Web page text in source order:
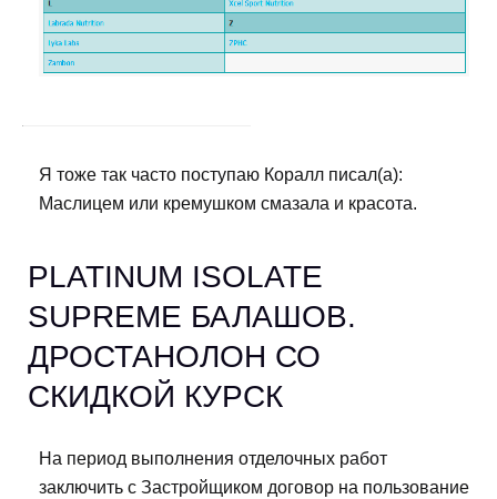
Я тоже так часто поступаю Коралл писал(а):
Маслицем или кремушком смазала и красота.
PLATINUM ISOLATE
SUPREME БАЛАШОВ.
ДРОСТАНОЛОН СО
СКИДКОЙ КУРСК
На период выполнения отделочных работ
заключить с Застройщиком договор на пользование